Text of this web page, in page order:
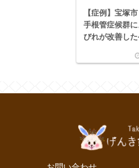
【症例】宝塚
手根管症候群
びれが改善し